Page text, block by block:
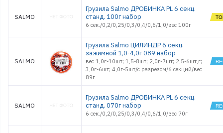
SALMO
Грузила Salmo ДРОБИНКА PL 6 секц.
станд. 100г набор
6 сек./0,2/0,25/0,3/0,4/0,6/1,0/вес 100г
SALMO
Грузила Salmo ЦИЛИНДР 6 секц.
зажимной 1,0-4,0г 089 набор
вес 1,0г-10шт; 1,5-8шт; 2,0г-7шт; 2,5-6шт,г;
3,0г-6шт; 4,0г-5шт/с разрезом/6 секций/вес
89г
SALMO
Грузила Salmo ДРОБИНКА PL 6 секц.
станд. 070г набор
6 сек./0,2/0,25/0,3/0,4/0,6/1,0/вес 70г